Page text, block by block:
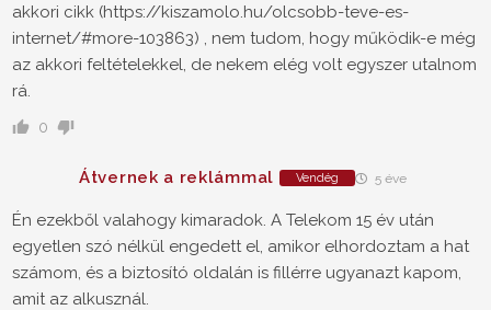
akkori cikk (https://kiszamolo.hu/olcsobb-teve-es-
internet/#more-103863) , nem tudom, hogy működik-e még
az akkori feltételekkel, de nekem elég volt egyszer utalnom
rá.
0
Átvernek a reklámmal Vendég 5 éve
Én ezekből valahogy kimaradok. A Telekom 15 év után
egyetlen szó nélkül engedett el, amikor elhordoztam a hat
számom, és a biztosító oldalán is fillérre ugyanazt kapom,
amit az alkusznál.